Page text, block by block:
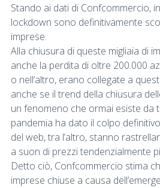
Stando ai dati di Confcommercio,
lockdown sono definitivamente
imprese.
Alla chiusura di queste migliaia di
anche la perdita di oltre 200.000
o nell’altro, erano collegate a
anche se il trend della chiusura
un fenomeno che ormai esiste da
pandemia ha dato il colpo
del web, tra l’altro, stanno
a suon di prezzi tendenzialmente
Detto ciò, Confcommercio stima
imprese chiuse a causa